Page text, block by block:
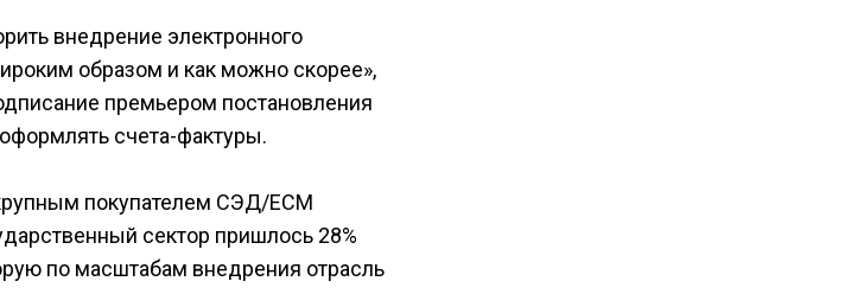
внедрение электронного
образом и как можно скорее»,
премьером постановления
счета-фактуры.
покупателем СЭД/ЕСМ
сектор пришлось 28%
по масштабам внедрения отрасль